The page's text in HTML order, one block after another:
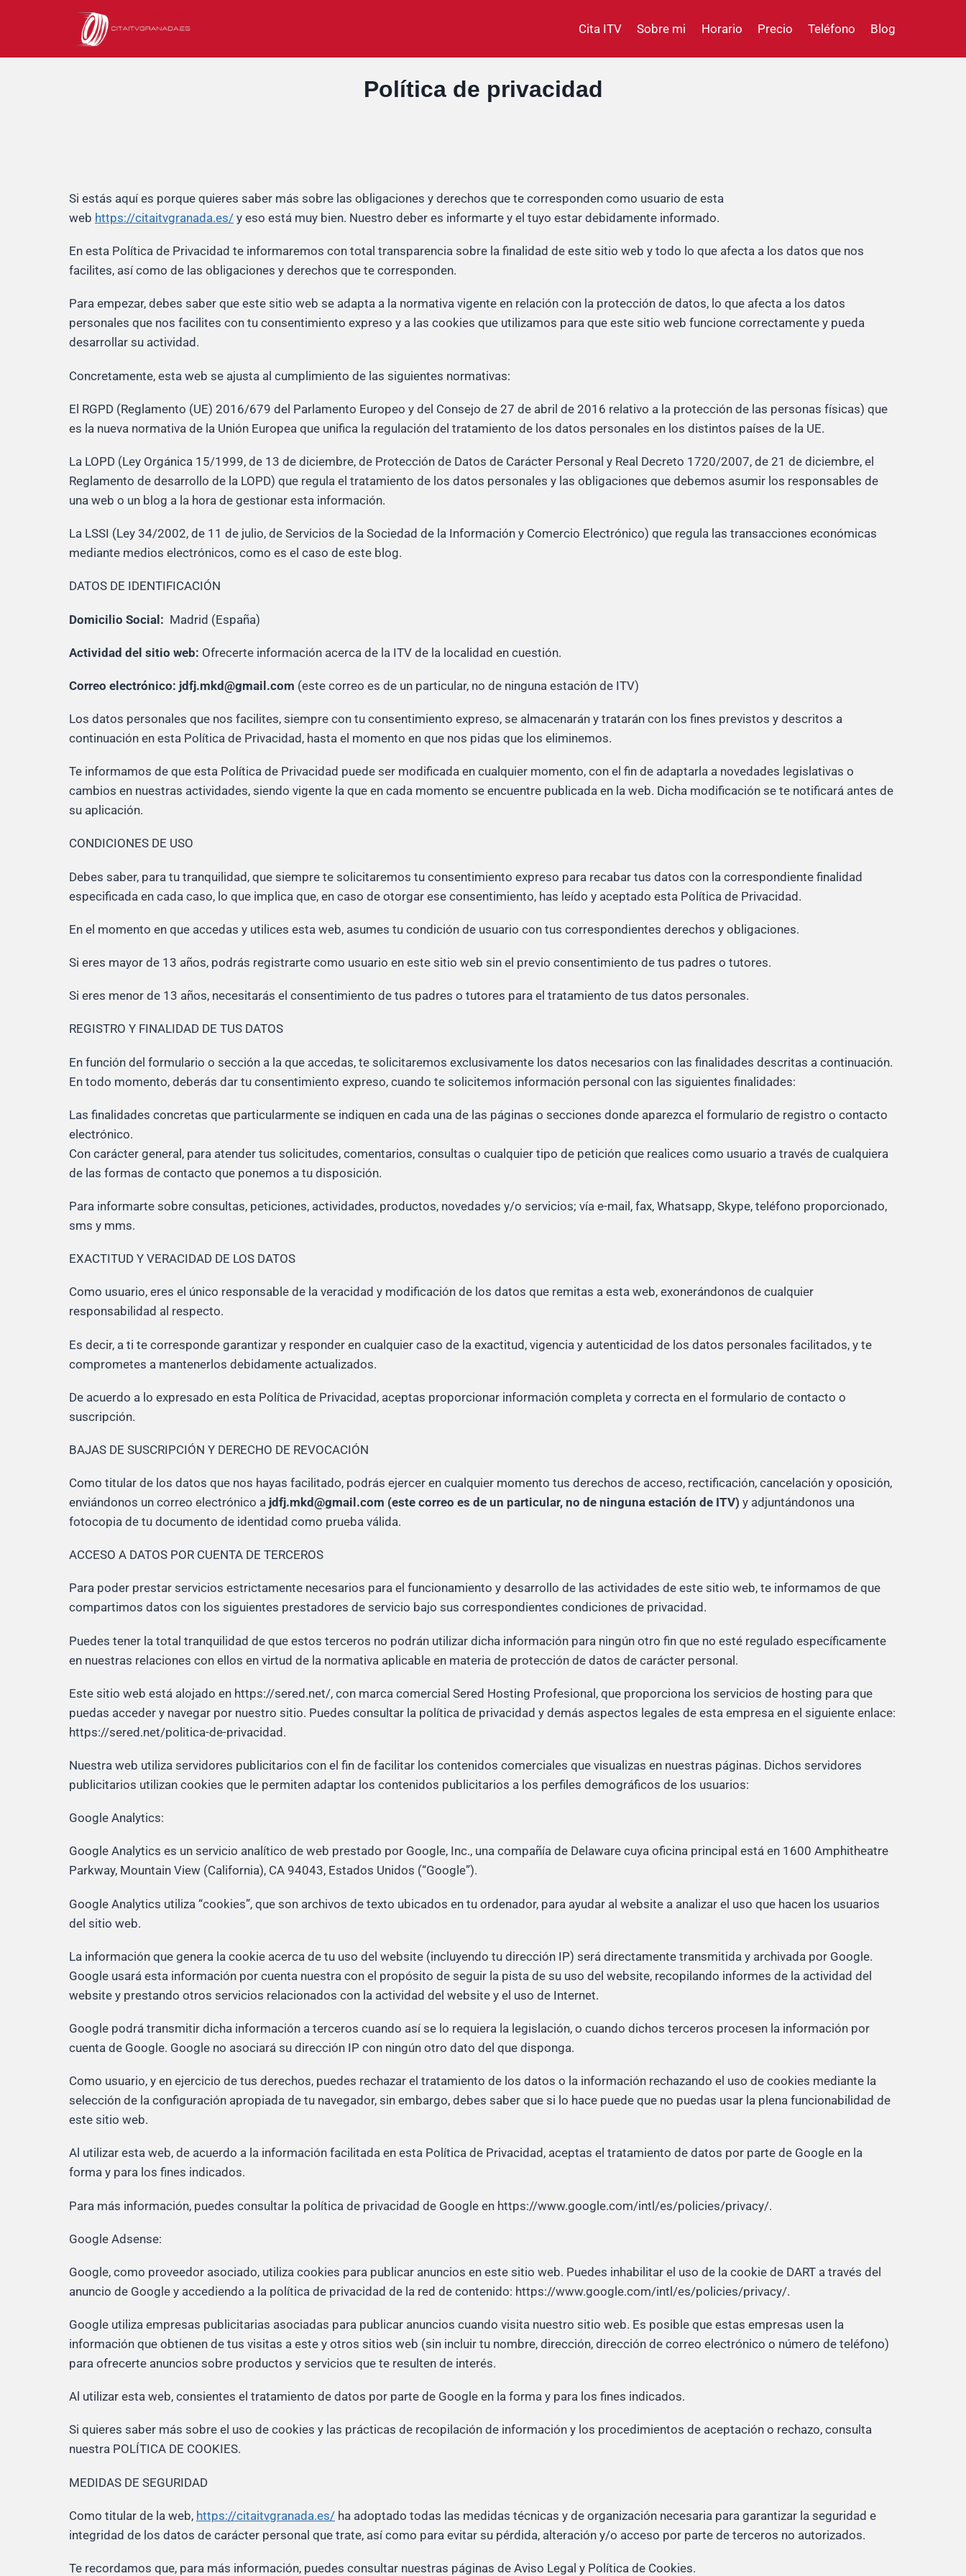
Cita ITV Sobre mi Horario Precio Teléfono Blog
Política de privacidad
Si estás aquí es porque quieres saber más sobre las obligaciones y derechos que te corresponden como usuario de esta
web https://citaitvgranada.es/ y eso está muy bien. Nuestro deber es informarte y el tuyo estar debidamente informado.
En esta Política de Privacidad te informaremos con total transparencia sobre la finalidad de este sitio web y todo lo que afecta a los datos que nos
facilites, así como de las obligaciones y derechos que te corresponden.
Para empezar, debes saber que este sitio web se adapta a la normativa vigente en relación con la protección de datos, lo que afecta a los datos
personales que nos facilites con tu consentimiento expreso y a las cookies que utilizamos para que este sitio web funcione correctamente y pueda
desarrollar su actividad.
Concretamente, esta web se ajusta al cumplimiento de las siguientes normativas:
El RGPD (Reglamento (UE) 2016/679 del Parlamento Europeo y del Consejo de 27 de abril de 2016 relativo a la protección de las personas físicas) que
es la nueva normativa de la Unión Europea que unifica la regulación del tratamiento de los datos personales en los distintos países de la UE.
La LOPD (Ley Orgánica 15/1999, de 13 de diciembre, de Protección de Datos de Carácter Personal y Real Decreto 1720/2007, de 21 de diciembre, el
Reglamento de desarrollo de la LOPD) que regula el tratamiento de los datos personales y las obligaciones que debemos asumir los responsables de
una web o un blog a la hora de gestionar esta información.
La LSSI (Ley 34/2002, de 11 de julio, de Servicios de la Sociedad de la Información y Comercio Electrónico) que regula las transacciones económicas
mediante medios electrónicos, como es el caso de este blog.
DATOS DE IDENTIFICACIÓN
Domicilio Social: Madrid (España)
Actividad del sitio web: Ofrecerte información acerca de la ITV de la localidad en cuestión.
Correo electrónico: jdfj.mkd@gmail.com (este correo es de un particular, no de ninguna estación de ITV)
Los datos personales que nos facilites, siempre con tu consentimiento expreso, se almacenarán y tratarán con los fines previstos y descritos a
continuación en esta Política de Privacidad, hasta el momento en que nos pidas que los eliminemos.
Te informamos de que esta Política de Privacidad puede ser modificada en cualquier momento, con el fin de adaptarla a novedades legislativas o
cambios en nuestras actividades, siendo vigente la que en cada momento se encuentre publicada en la web. Dicha modificación se te notificará antes de
su aplicación.
CONDICIONES DE USO
Debes saber, para tu tranquilidad, que siempre te solicitaremos tu consentimiento expreso para recabar tus datos con la correspondiente finalidad
especificada en cada caso, lo que implica que, en caso de otorgar ese consentimiento, has leído y aceptado esta Política de Privacidad.
En el momento en que accedas y utilices esta web, asumes tu condición de usuario con tus correspondientes derechos y obligaciones.
Si eres mayor de 13 años, podrás registrarte como usuario en este sitio web sin el previo consentimiento de tus padres o tutores.
Si eres menor de 13 años, necesitarás el consentimiento de tus padres o tutores para el tratamiento de tus datos personales.
REGISTRO Y FINALIDAD DE TUS DATOS
En función del formulario o sección a la que accedas, te solicitaremos exclusivamente los datos necesarios con las finalidades descritas a continuación.
En todo momento, deberás dar tu consentimiento expreso, cuando te solicitemos información personal con las siguientes finalidades:
Las finalidades concretas que particularmente se indiquen en cada una de las páginas o secciones donde aparezca el formulario de registro o contacto
electrónico.
Con carácter general, para atender tus solicitudes, comentarios, consultas o cualquier tipo de petición que realices como usuario a través de cualquiera
de las formas de contacto que ponemos a tu disposición.
Para informarte sobre consultas, peticiones, actividades, productos, novedades y/o servicios; vía e-mail, fax, Whatsapp, Skype, teléfono proporcionado,
sms y mms.
EXACTITUD Y VERACIDAD DE LOS DATOS
Como usuario, eres el único responsable de la veracidad y modificación de los datos que remitas a esta web, exonerándonos de cualquier
responsabilidad al respecto.
Es decir, a ti te corresponde garantizar y responder en cualquier caso de la exactitud, vigencia y autenticidad de los datos personales facilitados, y te
comprometes a mantenerlos debidamente actualizados.
De acuerdo a lo expresado en esta Política de Privacidad, aceptas proporcionar información completa y correcta en el formulario de contacto o
suscripción.
BAJAS DE SUSCRIPCIÓN Y DERECHO DE REVOCACIÓN
Como titular de los datos que nos hayas facilitado, podrás ejercer en cualquier momento tus derechos de acceso, rectificación, cancelación y oposición,
enviándonos un correo electrónico a jdfj.mkd@gmail.com (este correo es de un particular, no de ninguna estación de ITV) y adjuntándonos una
fotocopia de tu documento de identidad como prueba válida.
ACCESO A DATOS POR CUENTA DE TERCEROS
Para poder prestar servicios estrictamente necesarios para el funcionamiento y desarrollo de las actividades de este sitio web, te informamos de que
compartimos datos con los siguientes prestadores de servicio bajo sus correspondientes condiciones de privacidad.
Puedes tener la total tranquilidad de que estos terceros no podrán utilizar dicha información para ningún otro fin que no esté regulado específicamente
en nuestras relaciones con ellos en virtud de la normativa aplicable en materia de protección de datos de carácter personal.
Este sitio web está alojado en https://sered.net/, con marca comercial Sered Hosting Profesional, que proporciona los servicios de hosting para que
puedas acceder y navegar por nuestro sitio. Puedes consultar la política de privacidad y demás aspectos legales de esta empresa en el siguiente enlace:
https://sered.net/politica-de-privacidad.
Nuestra web utiliza servidores publicitarios con el fin de facilitar los contenidos comerciales que visualizas en nuestras páginas. Dichos servidores
publicitarios utilizan cookies que le permiten adaptar los contenidos publicitarios a los perfiles demográficos de los usuarios:
Google Analytics:
Google Analytics es un servicio analítico de web prestado por Google, Inc., una compañía de Delaware cuya oficina principal está en 1600 Amphitheatre
Parkway, Mountain View (California), CA 94043, Estados Unidos (“Google”).
Google Analytics utiliza “cookies”, que son archivos de texto ubicados en tu ordenador, para ayudar al website a analizar el uso que hacen los usuarios
del sitio web.
La información que genera la cookie acerca de tu uso del website (incluyendo tu dirección IP) será directamente transmitida y archivada por Google.
Google usará esta información por cuenta nuestra con el propósito de seguir la pista de su uso del website, recopilando informes de la actividad del
website y prestando otros servicios relacionados con la actividad del website y el uso de Internet.
Google podrá transmitir dicha información a terceros cuando así se lo requiera la legislación, o cuando dichos terceros procesen la información por
cuenta de Google. Google no asociará su dirección IP con ningún otro dato del que disponga.
Como usuario, y en ejercicio de tus derechos, puedes rechazar el tratamiento de los datos o la información rechazando el uso de cookies mediante la
selección de la configuración apropiada de tu navegador, sin embargo, debes saber que si lo hace puede que no puedas usar la plena funcionabilidad de
este sitio web.
Al utilizar esta web, de acuerdo a la información facilitada en esta Política de Privacidad, aceptas el tratamiento de datos por parte de Google en la
forma y para los fines indicados.
Para más información, puedes consultar la política de privacidad de Google en https://www.google.com/intl/es/policies/privacy/.
Google Adsense:
Google, como proveedor asociado, utiliza cookies para publicar anuncios en este sitio web. Puedes inhabilitar el uso de la cookie de DART a través del
anuncio de Google y accediendo a la política de privacidad de la red de contenido: https://www.google.com/intl/es/policies/privacy/.
Google utiliza empresas publicitarias asociadas para publicar anuncios cuando visita nuestro sitio web. Es posible que estas empresas usen la
información que obtienen de tus visitas a este y otros sitios web (sin incluir tu nombre, dirección, dirección de correo electrónico o número de teléfono)
para ofrecerte anuncios sobre productos y servicios que te resulten de interés.
Al utilizar esta web, consientes el tratamiento de datos por parte de Google en la forma y para los fines indicados.
Si quieres saber más sobre el uso de cookies y las prácticas de recopilación de información y los procedimientos de aceptación o rechazo, consulta
nuestra POLÍTICA DE COOKIES.
MEDIDAS DE SEGURIDAD
Como titular de la web, https://citaitvgranada.es/ ha adoptado todas las medidas técnicas y de organización necesaria para garantizar la seguridad e
integridad de los datos de carácter personal que trate, así como para evitar su pérdida, alteración y/o acceso por parte de terceros no autorizados.
Te recordamos que, para más información, puedes consultar nuestras páginas de Aviso Legal y Política de Cookies.